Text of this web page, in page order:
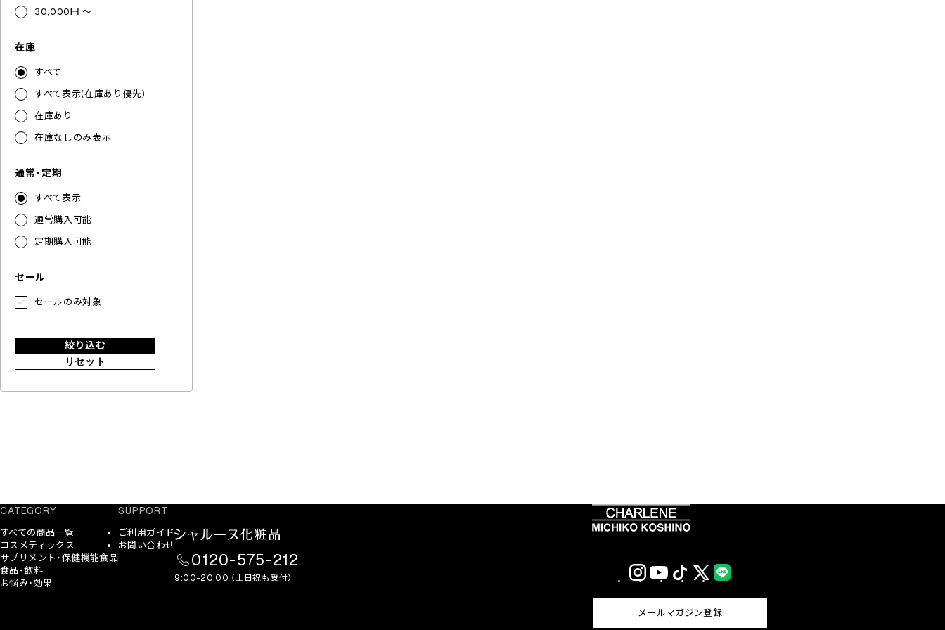
30,000円 ～
在庫
すべて
すべて表示(在庫あり優先)
在庫あり
在庫なしのみ表示
通常・定期
すべて表示
通常購入可能
定期購入可能
セール
セールのみ対象
絞り込む
リセット
CATEGORY
すべての商品一覧
コスメティックス
サプリメント・保健機能食品
食品・飲料
お悩み・効果
SUPPORT
ご利用ガイド
お問い合わせ
0120-575-212
9:00-20:00 （土日祝も受付）
InstagramYouTubeTikTok X
(Twitter)
メールマガジン登録